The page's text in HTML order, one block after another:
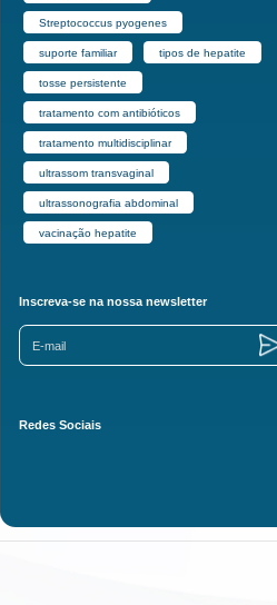
Streptococcus pyogenes
suporte familiar tipos de hepatite
tosse persistente
tratamento com antibióticos
tratamento multidisciplinar
ultrassom transvaginal
ultrassonografia abdominal
vacinação hepatite
Inscreva-se na nossa newsletter
Redes Sociais